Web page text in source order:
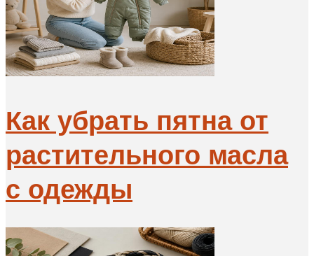
Как убрать пятна от
растительного масла
с одежды